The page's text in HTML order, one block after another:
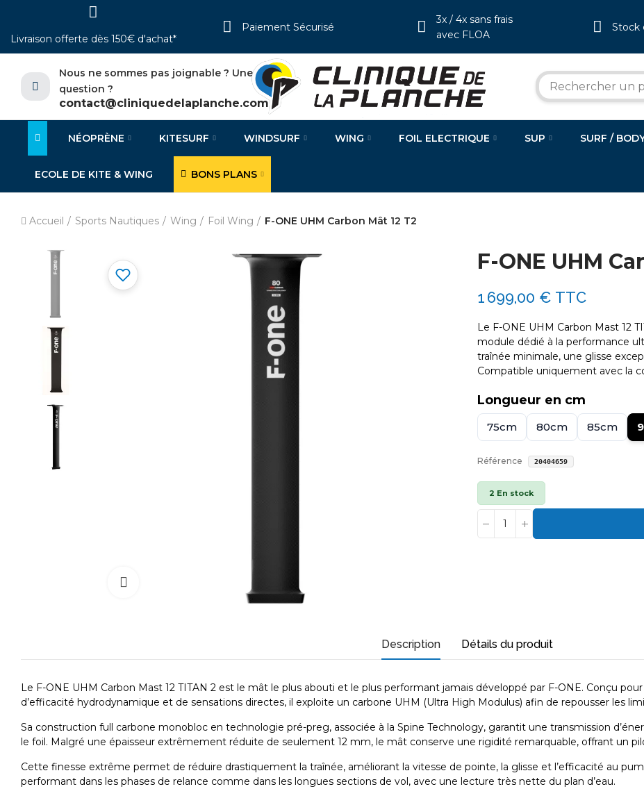
Livraison offerte dès 150€ d'achat*
Paiement Sécurisé
3x / 4x sans frais
avec FLOA
Stock
Nous ne sommes pas joignable ? Une
question ?
contact@cliniquedelaplanche.com
NÉOPRÈNE KITESURF WINDSURF WING FOIL ELECTRIQUE SUP SURF /
ECOLE DE KITE & WING BONS PLANS
Accueil Sports Nautiques Wing Foil Wing F-ONE UHM Carbon Mât 12 T2
F-ONE UHM
1 699,00 € TTC
Le F-ONE UHM Carbon Mast 12
module dédié à la performance
traînée minimale, une glisse
Compatible uniquement avec la
Longueur en cm
75cm 80cm 85cm
Référence 20404659
2 En stock
Description Détails du produit
Le F-ONE UHM Carbon Mast 12 TITAN 2 est le mât le plus abouti et le plus performant jamais développé par F-ONE. Conçu
d’efficacité hydrodynamique et de sensations directes, il exploite un carbone UHM (Ultra High Modulus) afin de repousser les
Sa construction full carbone monobloc en technologie pré-preg, associée à la Spine Technology, garantit une transmission
le foil. Malgré une épaisseur extrêmement réduite de seulement 12 mm, le mât conserve une rigidité remarquable, offrant un
Cette finesse extrême permet de réduire drastiquement la traînée, améliorant la vitesse de pointe, la glisse et l’efficacité au
performant dans les phases de relance comme dans les longues sections de vol, avec une lecture très nette du plan d’eau.